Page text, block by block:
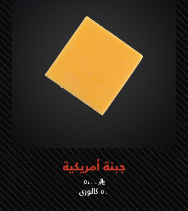
جبنة أمريكية
٥،٠٠
٥٠ كالوري